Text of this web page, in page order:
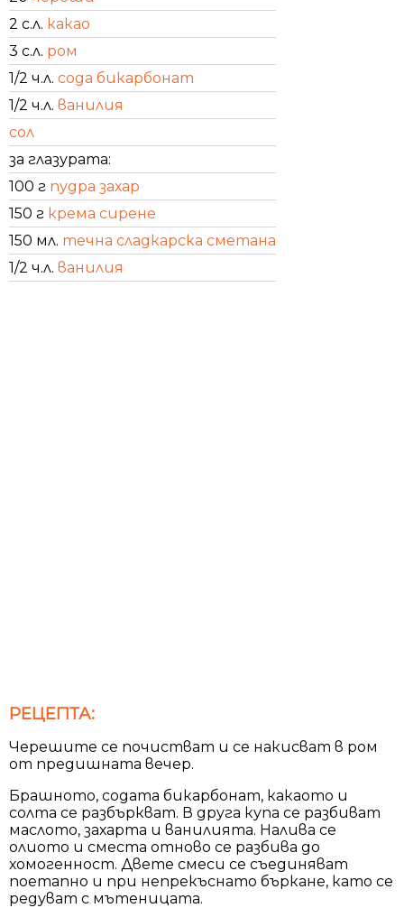
2 с.л. какао
3 с.л. ром
1/2 ч.л. сода бикарбонат
1/2 ч.л. ванилия
сол
за глазурата:
100 г пудра захар
150 г крема сирене
150 мл. течна сладкарска сметана
1/2 ч.л. ванилия
РЕЦЕПТА:
Черешите се почистват и се накисват в ром
от предишната вечер.
Брашното, содата бикарбонат, какаото и
солта се разбъркват. В друга купа се разбиват
маслото, захарта и ванилията. Налива се
олиото и сместа отново се разбива до
хомогенност. Двете смеси се съединяват
поетапно и при непрекъснато бъркане, като се
редуват с мътеницата.